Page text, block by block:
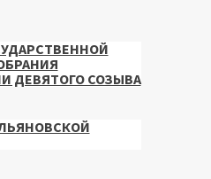
ДЕВЯТОГО СОЗЫВА